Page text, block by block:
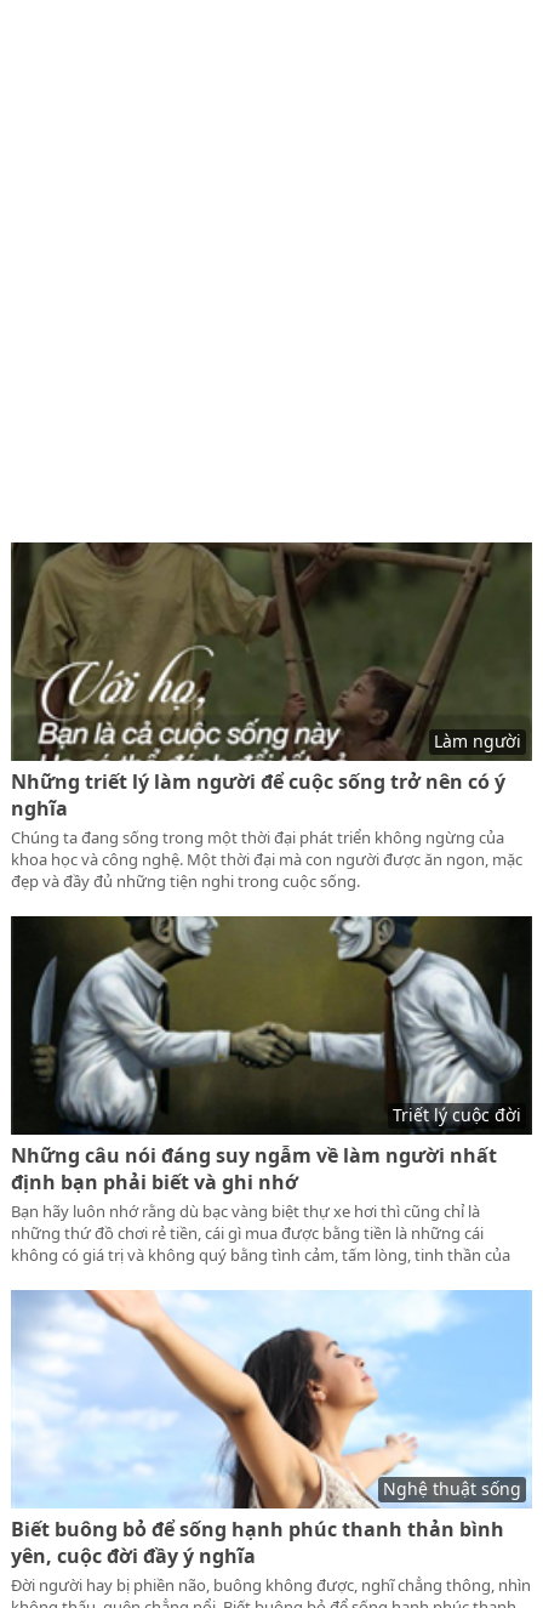
Làm người
Những triết lý làm người để cuộc sống trở nên có ý
nghĩa
Chúng ta đang sống trong một thời đại phát triển không ngừng của
khoa học và công nghệ. Một thời đại mà con người được ăn ngon, mặc
đẹp và đầy đủ những tiện nghi trong cuộc sống.
Triết lý cuộc đời
Những câu nói đáng suy ngẫm về làm người nhất
định bạn phải biết và ghi nhớ
Bạn hãy luôn nhớ rằng dù bạc vàng biệt thự xe hơi thì cũng chỉ là
những thứ đồ chơi rẻ tiền, cái gì mua được bằng tiền là những cái
không có giá trị và không quý bằng tình cảm, tấm lòng, tinh thần của
Nghệ thuật sống
Biết buông bỏ để sống hạnh phúc thanh thản bình
yên, cuộc đời đầy ý nghĩa
Đời người hay bị phiền não, buông không được, nghĩ chẳng thông, nhìn